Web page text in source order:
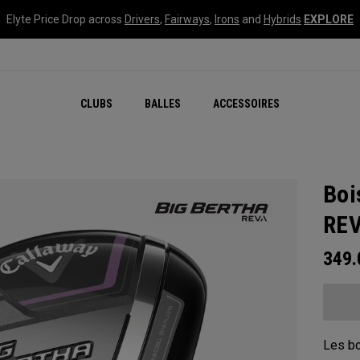
Elyte Price Drop across Drivers, Fairways, Irons and Hybrids EXPLORE
CLUBS BALLES ACCESSOIRES
Les